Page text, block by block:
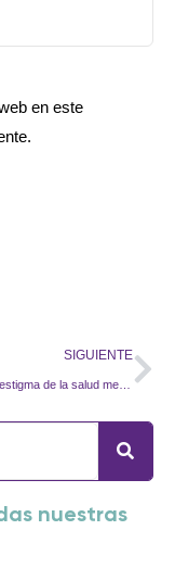
en este
SIGUIENTE
¿Romper el estigma de la salud mental? Una mirada para superar los prejuicios.
nuestras